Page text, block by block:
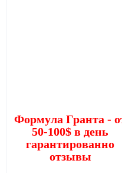
Формула Гранта -
50-100$ в день
гарантированно
отзывы